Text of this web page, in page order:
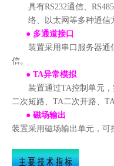
具有RS232通信、
络、以太网等多种通信
● 多通道接口
装置采用串口服务器通
信。
● TA异常模拟
装置通过TA控制单元
二次短路、TA二次开路、
● 磁场输出
装置采用磁场输出单元，可